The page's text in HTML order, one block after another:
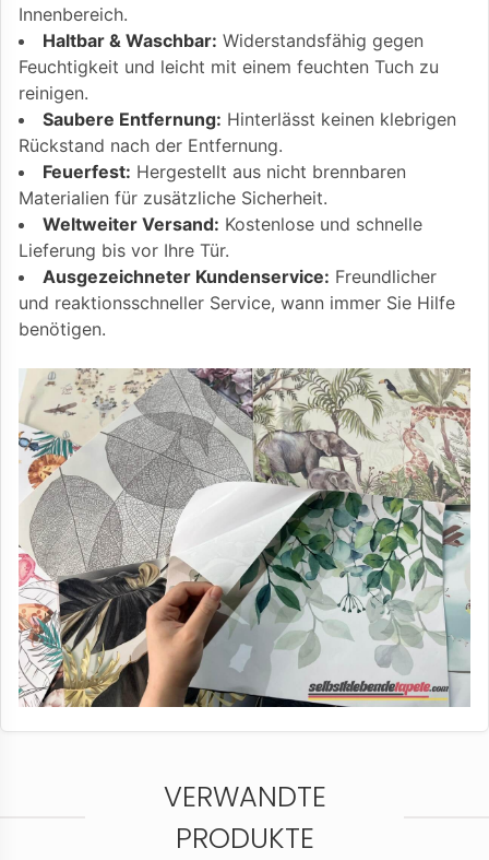
Innenbereich.
Haltbar & Waschbar: Widerstandsfähig gegen
Feuchtigkeit und leicht mit einem feuchten Tuch zu
reinigen.
Saubere Entfernung: Hinterlässt keinen klebrigen
Rückstand nach der Entfernung.
Feuerfest: Hergestellt aus nicht brennbaren
Materialien für zusätzliche Sicherheit.
Weltweiter Versand: Kostenlose und schnelle
Lieferung bis vor Ihre Tür.
Ausgezeichneter Kundenservice: Freundlicher
und reaktionsschneller Service, wann immer Sie Hilfe
benötigen.
VERWANDTE
PRODUKTE